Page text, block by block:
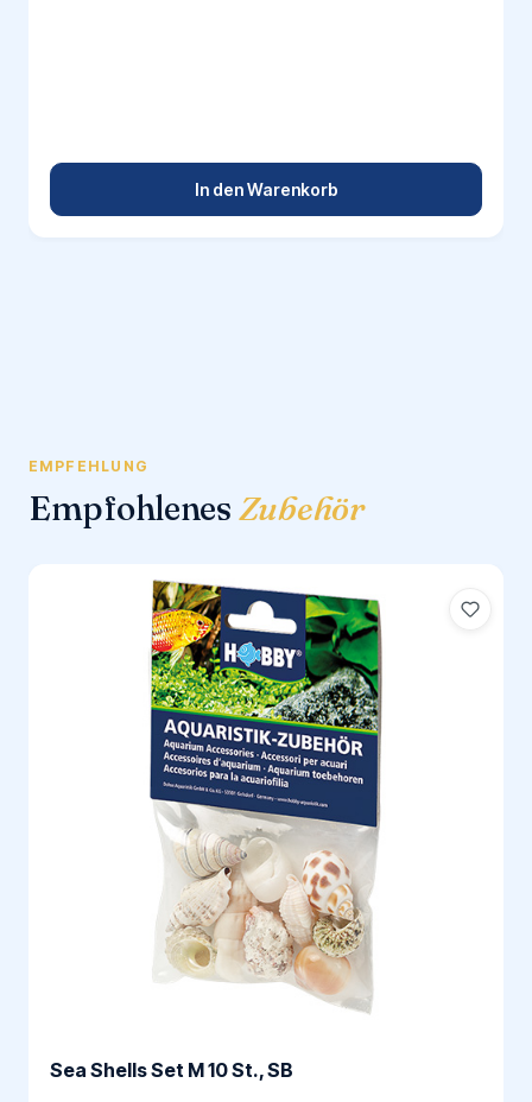
In den Warenkorb
EMPFEHLUNG
Empfohlenes Zubehör
Sea Shells Set M 10 St., SB